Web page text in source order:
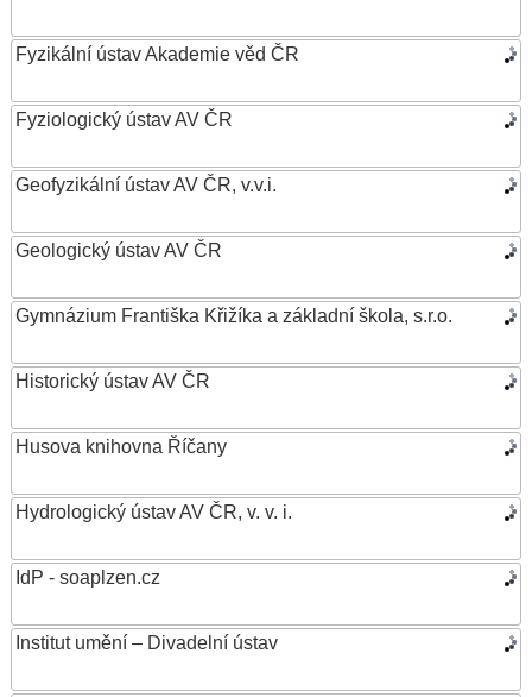
Fyzikální ústav Akademie věd ČR
Fyziologický ústav AV ČR
Geofyzikální ústav AV ČR, v.v.i.
Geologický ústav AV ČR
Gymnázium Františka Křižíka a základní škola, s.r.o.
Historický ústav AV ČR
Husova knihovna Říčany
Hydrologický ústav AV ČR, v. v. i.
IdP - soaplzen.cz
Institut umění – Divadelní ústav